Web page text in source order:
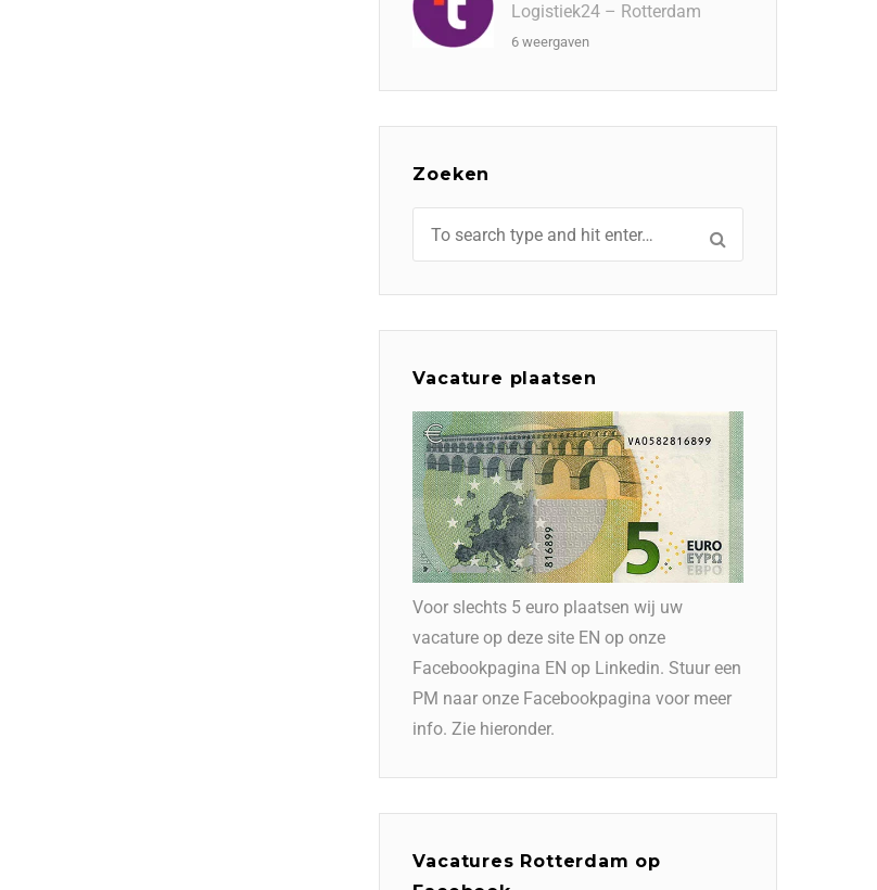
Logistiek24 – Rotterdam
6 weergaven
Zoeken
Vacature plaatsen
Voor slechts 5 euro plaatsen wij uw
vacature op deze site EN op onze
Facebookpagina EN op Linkedin. Stuur een
PM naar onze Facebookpagina voor meer
info. Zie hieronder.
Vacatures Rotterdam op